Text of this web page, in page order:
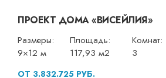
ПРОЕКТ ДОМА «ВИСЕЙЛИЯ»
Размеры:
9×12 м
Площадь:
117,93 м2
Комнат:
3
ОТ 3.832.725 РУБ.